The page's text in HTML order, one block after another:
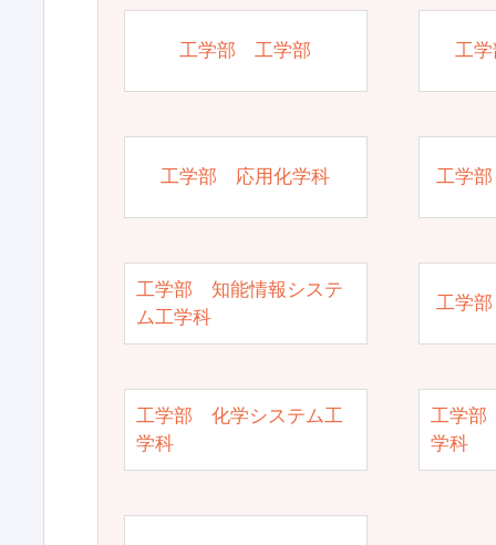
工学部 工学部 工
工学部 応用化学科 工学
工学部 知能情報システ
ム工学科
工学
工学部 化学システム工
学科
工学部
学科